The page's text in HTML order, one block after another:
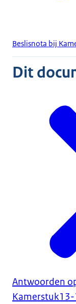
Beslisnota bij
Dit
Antwoorden
Kamerstuk